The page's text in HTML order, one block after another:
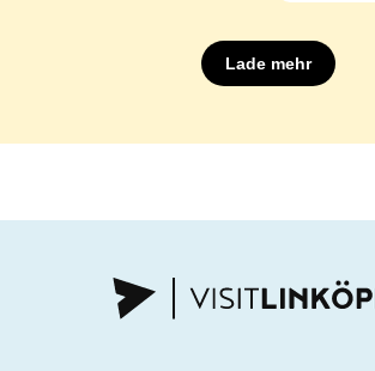
Lade mehr